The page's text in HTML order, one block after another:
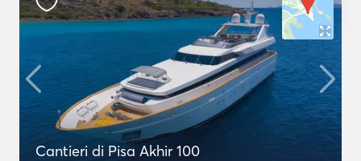
Cantieri di Pisa Akhir 100